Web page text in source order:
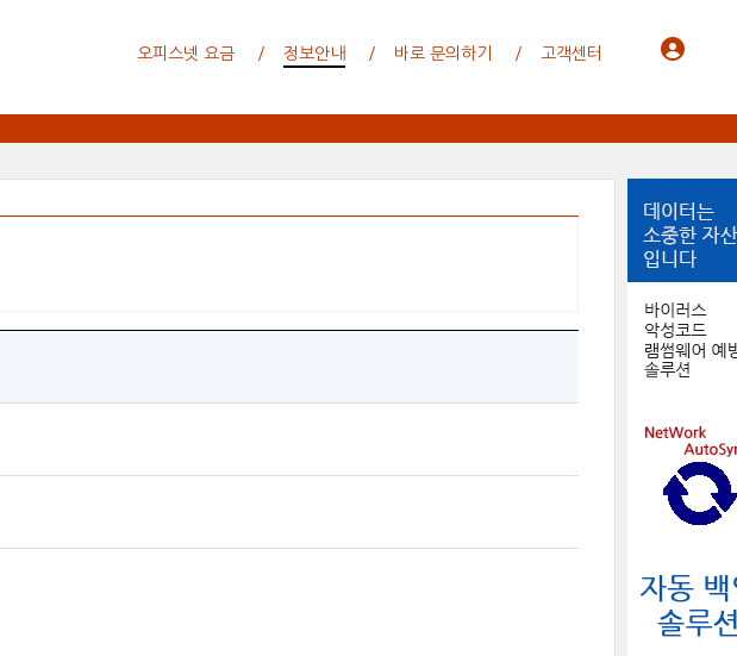
오피스넷 요금 정보안내 바로 문의하기 고객센터